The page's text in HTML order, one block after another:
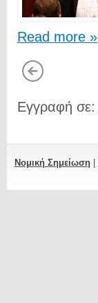
Read more »
Εγγραφή σε:
Νομική Σημείωση|